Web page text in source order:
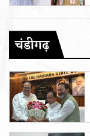
चंडीगढ़